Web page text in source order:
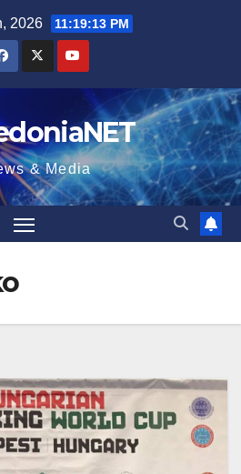
2026 11:19:13 PM
& Media